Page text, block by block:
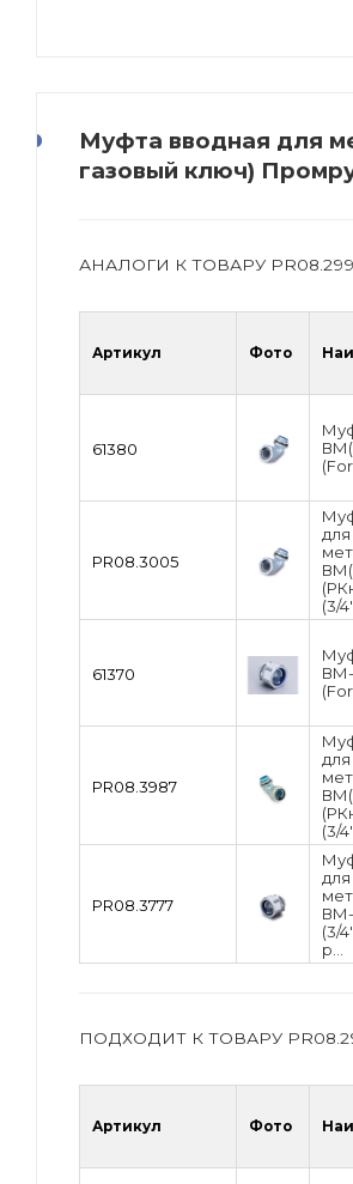
Муфта вводная для
газовый ключ)
АНАЛОГИ К ТОВАРУ
Артикул Фото
61380
PR08.3005
для
(3/
61370
PR08.3987
для
(3/
PR08.3777
для
ВМ-
(3/
р...
ПОДХОДИТ К ТОВАРУ
Артикул Фото